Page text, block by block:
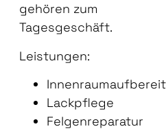
gehören zum
Tagesgeschäft.
Leistungen:
Lackpflege
Felgenreparatur